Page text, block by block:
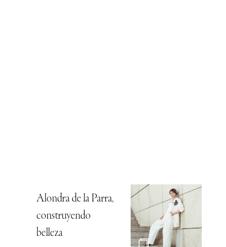
Alondra de la Parra,
construyendo
belleza